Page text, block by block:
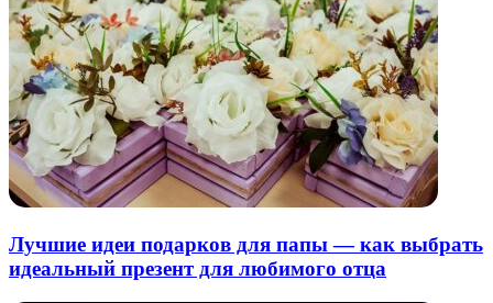
Лучшие идеи подарков для папы — как выбрать
идеальный презент для любимого отца